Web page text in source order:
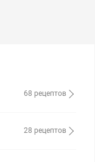
68 рецептов
28 рецептов